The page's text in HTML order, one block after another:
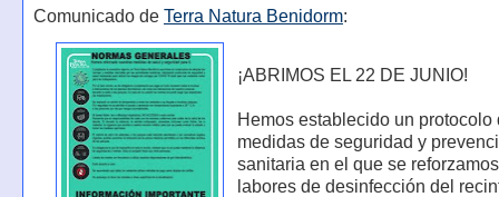
Comunicado de Terra Natura Benidorm:
¡ABRIMOS EL 22 DE JUNIO!
Hemos establecido un protocolo
medidas de seguridad y
sanitaria en el que se
labores de desinfección del